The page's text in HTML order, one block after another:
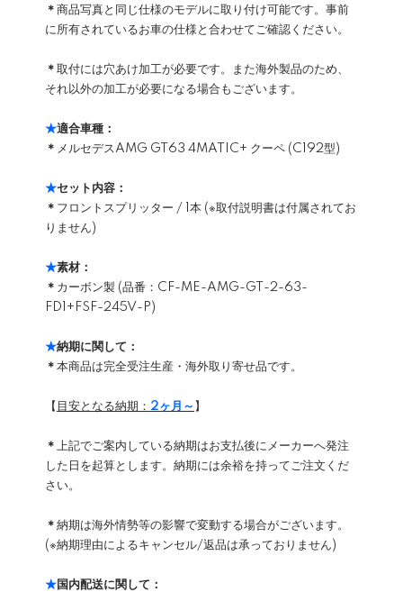
＊ 商品写真と同じ仕様のモデルに取り付け可能です。事前
に所有されているお車の仕様と合わせてご確認ください。
＊ 取付には穴あけ加工が必要です。また海外製品のため、
それ以外の加工が必要になる場合もございます。
★適合車種：
＊ メルセデスAMG GT63 4MATIC+ クーペ (C192型)
★セット内容：
＊ フロントスプリッター / 1本 (※取付説明書は付属されてお
りません)
★素材：
＊ カーボン製 (品番：CF-ME-AMG-GT-2-63-
FD1+FSF-245V-P)
★納期に関して：
＊ 本商品は完全受注生産・海外取り寄せ品です。
【 目安となる納期： 2ヶ月～ 】
＊ 上記でご案内している納期はお支払後にメーカーへ発注
した日を起算とします。納期には余裕を持ってご注文くだ
さい。
＊ 納期は海外情勢等の影響で変動する場合がございます。
(※納期理由によるキャンセル/返品は承っておりません)
★国内配送に関して：